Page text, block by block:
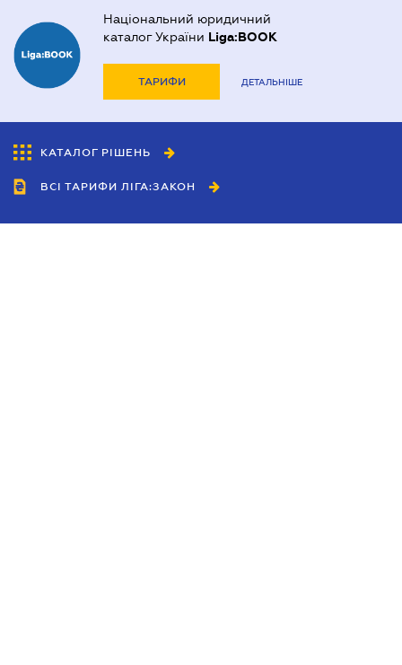
Національний юридичний
каталог України Liga:BOOK
ТАРИФИ ДЕТАЛЬНІШЕ
КАТАЛОГ РІШЕНЬ
ВСІ ТАРИФИ ЛІГА:ЗАКОН